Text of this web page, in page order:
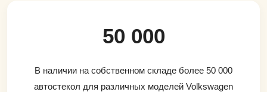
50 000
В наличии на собственном складе более 50 000
автостекол для различных моделей Volkswagen